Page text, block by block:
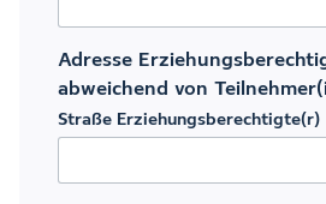
Adresse
abweichend von
Straße Erziehungsberechtigte(r)